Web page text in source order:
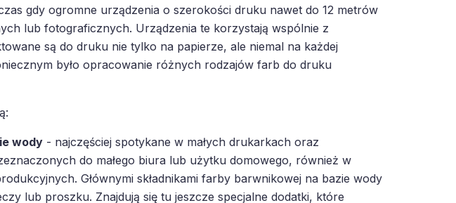
gdy ogromne urządzenia o szerokości druku nawet do 12 metrów
lub fotograficznych. Urządzenia te korzystają wspólnie z
są do druku nie tylko na papierze, ale niemal na każdej
było opracowanie różnych rodzajów farb do druku
wody- najczęściej spotykane w małych drukarkach oraz
do małego biura lub użytku domowego, również w
Głównymi składnikami farby barwnikowej na bazie wody
lub proszku. Znajdują się tu jeszcze specjalne dodatki, które